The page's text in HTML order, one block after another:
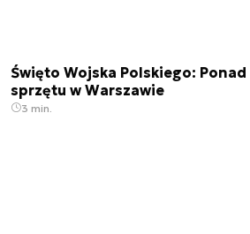
Święto Wojska Polskiego:
sprzętu w Warszawie
3 min.